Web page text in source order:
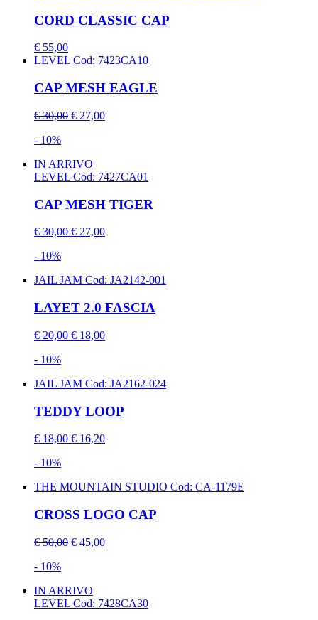
CORD CLASSIC CAP
€ 55,00
LEVEL Cod: 7423CA10
CAP MESH EAGLE
€ 30,00 € 27,00
- 10%
IN ARRIVO
LEVEL Cod: 7427CA01
CAP MESH TIGER
€ 30,00 € 27,00
- 10%
JAIL JAM Cod: JA2142-001
LAYET 2.0 FASCIA
€ 20,00 € 18,00
- 10%
JAIL JAM Cod: JA2162-024
TEDDY LOOP
€ 18,00 € 16,20
- 10%
THE MOUNTAIN STUDIO Cod: CA-1179E
CROSS LOGO CAP
€ 50,00 € 45,00
- 10%
IN ARRIVO
LEVEL Cod: 7428CA30